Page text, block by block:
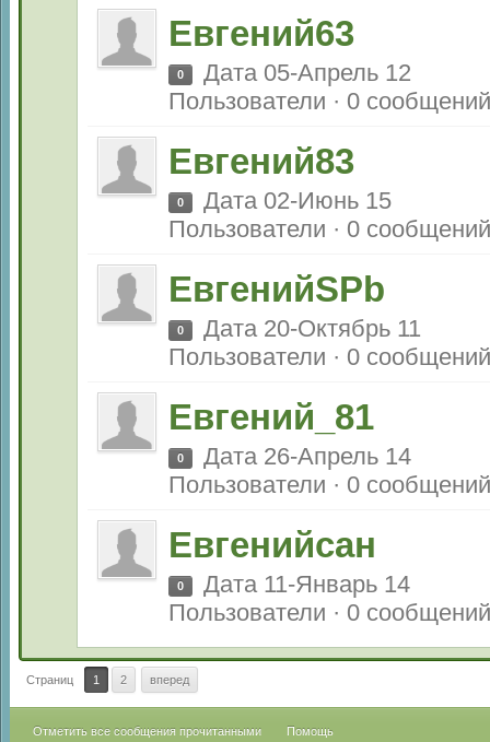
Евгений63
0
Дата 05-Апрель 12
Пользователи · 0 сообщений
Евгений83
0
Дата 02-Июнь 15
Пользователи · 0 сообщений
ЕвгенийSPb
0
Дата 20-Октябрь 11
Пользователи · 0 сообщений
Евгений_81
0
Дата 26-Апрель 14
Пользователи · 0 сообщений
Евгенийсан
0
Дата 11-Январь 14
Пользователи · 0 сообщений
Страниц 1 2 вперед
Отметить все сообщения прочитанными Помощь